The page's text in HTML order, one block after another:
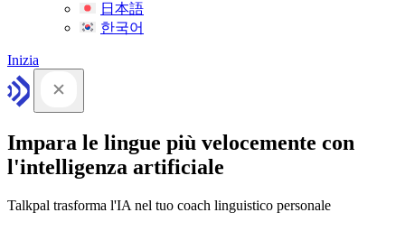
日本語
한국어
Inizia
Impara le lingue più velocemente con
l'intelligenza artificiale
Talkpal trasforma l'IA nel tuo coach linguistico personale